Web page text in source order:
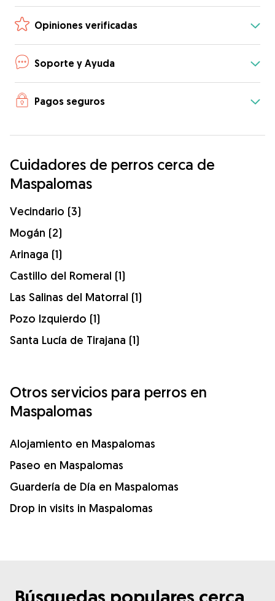
Opiniones verificadas
Soporte y Ayuda
Pagos seguros
Cuidadores de perros cerca de
Maspalomas
Vecindario (3)
Mogán (2)
Arinaga (1)
Castillo del Romeral (1)
Las Salinas del Matorral (1)
Pozo Izquierdo (1)
Santa Lucía de Tirajana (1)
Otros servicios para perros en
Maspalomas
Alojamiento en Maspalomas
Paseo en Maspalomas
Guardería de Día en Maspalomas
Drop in visits in Maspalomas